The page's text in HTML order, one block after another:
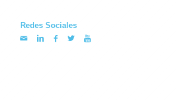
Redes Sociales